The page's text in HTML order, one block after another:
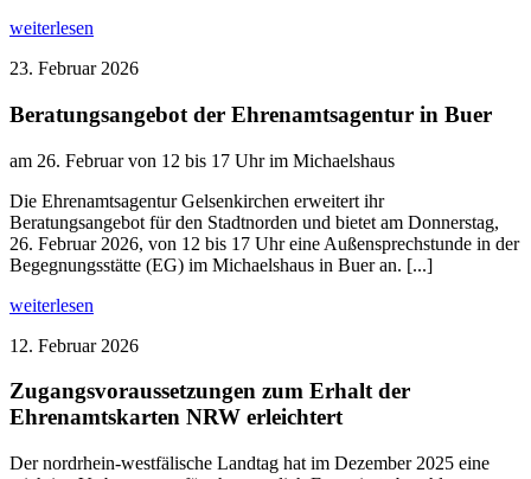
weiterlesen
23. Februar 2026
Beratungsangebot der Ehrenamtsagentur in Buer
am 26. Februar von 12 bis 17 Uhr im Michaelshaus
Die Ehrenamtsagentur Gelsenkirchen erweitert ihr
Beratungsangebot für den Stadtnorden und bietet am Donnerstag,
26. Februar 2026, von 12 bis 17 Uhr eine Außensprechstunde in der
Begegnungsstätte (EG) im Michaelshaus in Buer an. [...]
weiterlesen
12. Februar 2026
Zugangsvoraussetzungen zum Erhalt der
Ehrenamtskarten NRW erleichtert
Der nordrhein-westfälische Landtag hat im Dezember 2025 eine